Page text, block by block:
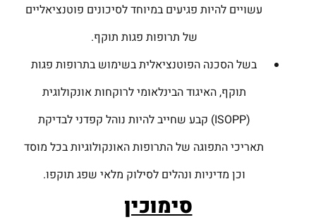
עשויים להיות פגיעים במיוחד לסיכונים פוטנציאליים
של תרופות פגות תוקף.
בשל הסכנה הפוטנציאלית בשימוש בתרופות פגות
תוקף, האיגוד הבינלאומי לרוקחות אונקולוגית
(ISOPP) קבע שחייב להיות נוהל קפדני לבדיקת
תאריכי התפוגה של התרופות האונקולוגיות בכל מוסד
וכן מדיניות ונהלים לסילוק מלאי שפג תוקפו.
סימוכין